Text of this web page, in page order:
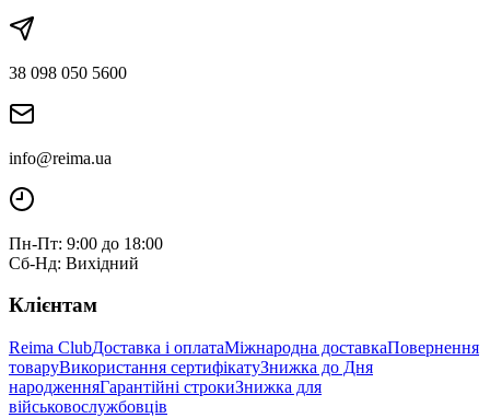
38 098 050 5600
info@reima.ua
Пн-Пт: 9:00 до 18:00
Сб-Нд: Вихідний
Клієнтам
Reima ClubДоставка і оплатаМіжнародна доставкаПовернення
товаруВикористання сертифікатуЗнижка до Дня
народженняГарантійні строкиЗнижка для
військовослужбовців